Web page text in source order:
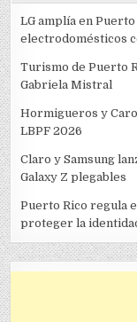
LG amplía en
electrodomésticos
Turismo de Puerto
Gabriela Mistral
Hormigueros y
LBPF 2026
Claro y Samsung
Galaxy Z plegables
Puerto Rico regula
proteger la